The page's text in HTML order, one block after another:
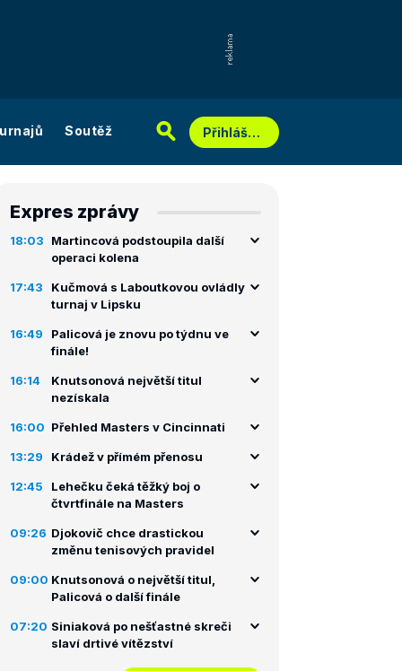
Soutěž Přihlášení
Expres zprávy
18:03
Martincová podstoupila další
operaci kolena
17:43
Kučmová s Laboutkovou ovládly
turnaj v Lipsku
16:49
Palicová je znovu po týdnu ve
finále!
16:14
Knutsonová největší titul
nezískala
16:00 Přehled Masters v Cincinnati
13:29 Krádež v přímém přenosu
12:45
Lehečku čeká těžký boj o
čtvrtfinále na Masters
09:26 Djokovič chce drastickou
změnu tenisových pravidel
09:00 Knutsonová o největší titul,
Palicová o další finále
07:20 Siniaková po nešťastné skreči
slaví drtivé vítězství